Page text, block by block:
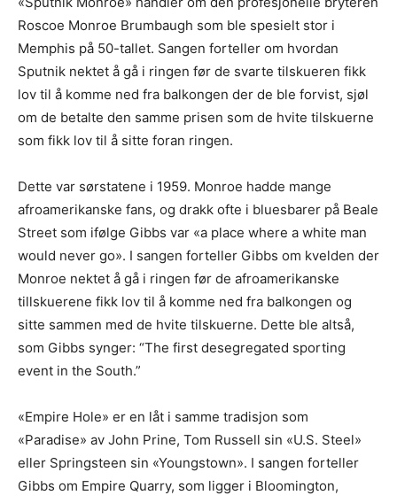
Roscoe Monroe Brumbaugh som ble spesielt stor i
Memphis på 50-tallet. Sangen forteller om hvordan
Sputnik nektet å gå i ringen før de svarte tilskueren fikk
lov til å komme ned fra balkongen der de ble forvist, sjøl
om de betalte den samme prisen som de hvite tilskuerne
som fikk lov til å sitte foran ringen.
Dette var sørstatene i 1959. Monroe hadde mange
afroamerikanske fans, og drakk ofte i bluesbarer på Beale
Street som ifølge Gibbs var «a place where a white man
would never go». I sangen forteller Gibbs om kvelden der
Monroe nektet å gå i ringen før de afroamerikanske
tillskuerene fikk lov til å komme ned fra balkongen og
sitte sammen med de hvite tilskuerne. Dette ble altså,
som Gibbs synger: “The first desegregated sporting
event in the South.”
«Empire Hole» er en låt i samme tradisjon som
«Paradise» av John Prine, Tom Russell sin «U.S. Steel»
eller Springsteen sin «Youngstown». I sangen forteller
Gibbs om Empire Quarry, som ligger i Bloomington,